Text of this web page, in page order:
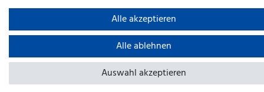
Alle akzeptieren
Alle ablehnen
Auswahl akzeptieren